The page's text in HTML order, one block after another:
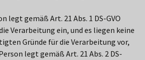
legt gemäß Art. 21 Abs. 1 DS-GVO
Verarbeitung ein, und es liegen keine
Gründe für die Verarbeitung vor,
legt gemäß Art. 21 Abs. 2 DS-